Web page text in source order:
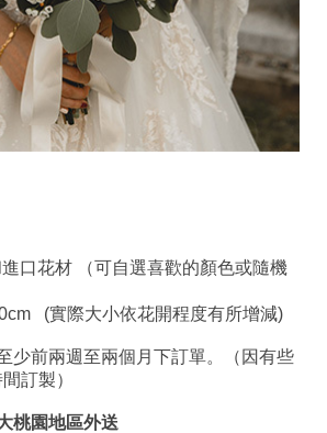
口花材 （可自選喜歡的顏色或隨機
(實際大小依花開程度有所增減)
少前兩週至兩個月下訂單。（因有些
訂製）
桃園地區外送